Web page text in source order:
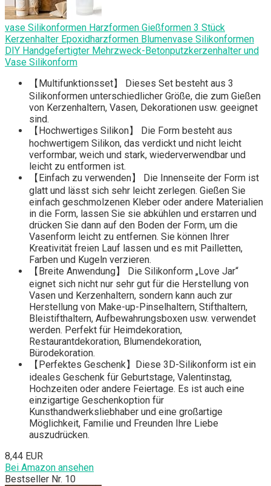
vase Silikonformen Harzformen Gießformen 3 Stück
Kerzenhalter Epoxidharzformen Blumenvase Silikonformen
DIY Handgefertigter Mehrzweck-Betonputzkerzenhalter und
Vase Silikonform
【Multifunktionsset】 Dieses Set besteht aus 3
Silikonformen unterschiedlicher Größe, die zum Gießen
von Kerzenhaltern, Vasen, Dekorationen usw. geeignet
sind.
【Hochwertiges Silikon】 Die Form besteht aus
hochwertigem Silikon, das verdickt und nicht leicht
verformbar, weich und stark, wiederverwendbar und
leicht zu entformen ist.
【Einfach zu verwenden】 Die Innenseite der Form ist
glatt und lässt sich sehr leicht zerlegen. Gießen Sie
einfach geschmolzenen Kleber oder andere Materialien
in die Form, lassen Sie sie abkühlen und erstarren und
drücken Sie dann auf den Boden der Form, um die
Vasenform leicht zu entfernen. Sie können Ihrer
Kreativität freien Lauf lassen und es mit Pailletten,
Farben und Kugeln verzieren.
【Breite Anwendung】 Die Silikonform „Love Jar“
eignet sich nicht nur sehr gut für die Herstellung von
Vasen und Kerzenhaltern, sondern kann auch zur
Herstellung von Make-up-Pinselhaltern, Stifthaltern,
Bleistifthaltern, Aufbewahrungsboxen usw. verwendet
werden. Perfekt für Heimdekoration,
Restaurantdekoration, Blumendekoration,
Bürodekoration.
【Perfektes Geschenk】Diese 3D-Silikonform ist ein
ideales Geschenk für Geburtstage, Valentinstag,
Hochzeiten oder andere Feiertage. Es ist auch eine
einzigartige Geschenkoption für
Kunsthandwerksliebhaber und eine großartige
Möglichkeit, Familie und Freunden Ihre Liebe
auszudrücken.
8,44 EUR
Bei Amazon ansehen
Bestseller Nr. 10